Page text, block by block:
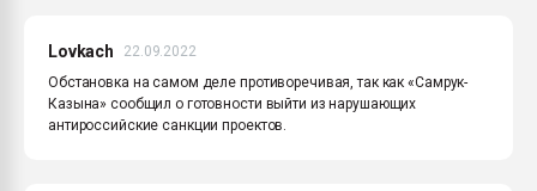
Lovkach
22.09.2022
Обстановка на самом деле противоречивая, так как «Самрук-
Казына» сообщил о готовности выйти из нарушающих
антироссийские санкции проектов.